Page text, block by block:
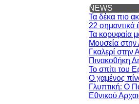
NEWS
Τα δέκα πιο
22 σημαντικά
Τα κορυφαία
Μουσεία
Γκαλερί στην
Πινακοθήκη
Το σπίτι του
Ο χαμένος
Γλυπτική: Ο
Εθνικού